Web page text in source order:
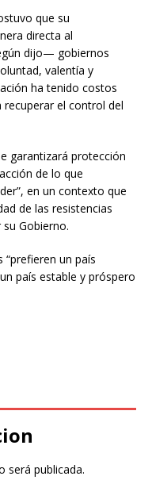
que su
directa al
dijo— gobiernos
valentía y
ha tenido costos
el control del
garantizará protección
de lo que
en un contexto que
de las resistencias
Gobierno.
un país
país estable y próspero
será publicada.